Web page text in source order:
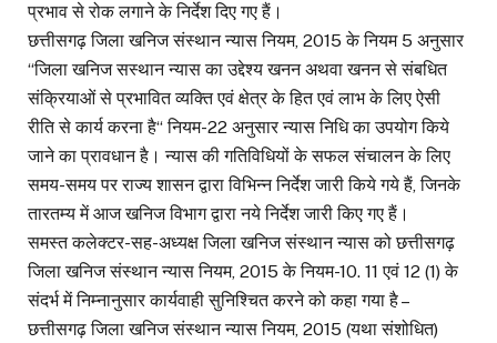
प्रभाव से रोक लगाने के निर्देश दिए गए हैं।
छत्तीसगढ़ जिला खनिज संस्थान न्यास नियम, 2015 के नियम 5 अनुसार
‘‘जिला खनिज सस्थान न्यास का उद्देश्य खनन अथवा खनन से संबधित
संक्रियाओं से प्रभावित व्यक्ति एवं क्षेत्र के हित एवं लाभ के लिए ऐसी
रीति से कार्य करना है‘‘ नियम-22 अनुसार न्यास निधि का उपयोग किये
जाने का प्रावधान है। न्यास की गतिविधियों के सफल संचालन के लिए
समय-समय पर राज्य शासन द्वारा विभिन्न निर्देश जारी किये गये हैं, जिनके
तारतम्य में आज खनिज विभाग द्वारा नये निर्देश जारी किए गए हैं।
समस्त कलेक्टर-सह-अध्यक्ष जिला खनिज संस्थान न्यास को छत्तीसगढ़
जिला खनिज संस्थान न्यास नियम, 2015 के नियम-10. 11 एवं 12 (1) के
संदर्भ में निम्नानुसार कार्यवाही सुनिश्चित करने को कहा गया है –
छत्तीसगढ़ जिला खनिज संस्थान न्यास नियम, 2015 (यथा संशोधित)